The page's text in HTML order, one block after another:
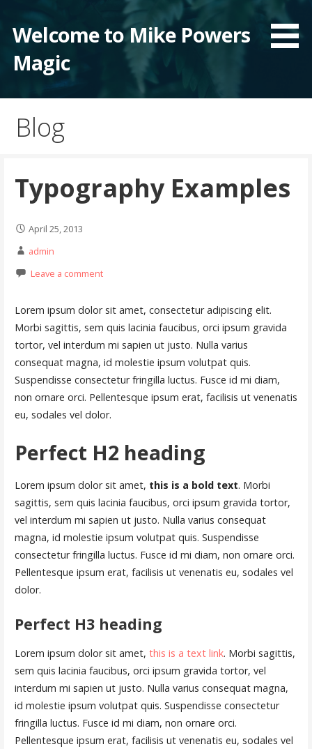
content
Welcome to Mike Powers
Magic
Blog
Typography Examples
April 25, 2013
admin
Leave a comment
Lorem ipsum dolor sit amet, consectetur adipiscing elit.
Morbi sagittis, sem quis lacinia faucibus, orci ipsum gravida
tortor, vel interdum mi sapien ut justo. Nulla varius
consequat magna, id molestie ipsum volutpat quis.
Suspendisse consectetur fringilla luctus. Fusce id mi diam,
non ornare orci. Pellentesque ipsum erat, facilisis ut venenatis
eu, sodales vel dolor.
Perfect H2 heading
Lorem ipsum dolor sit amet, this is a bold text. Morbi
sagittis, sem quis lacinia faucibus, orci ipsum gravida tortor,
vel interdum mi sapien ut justo. Nulla varius consequat
magna, id molestie ipsum volutpat quis. Suspendisse
consectetur fringilla luctus. Fusce id mi diam, non ornare orci.
Pellentesque ipsum erat, facilisis ut venenatis eu, sodales vel
dolor.
Perfect H3 heading
Lorem ipsum dolor sit amet, this is a text link. Morbi sagittis,
sem quis lacinia faucibus, orci ipsum gravida tortor, vel
interdum mi sapien ut justo. Nulla varius consequat magna,
id molestie ipsum volutpat quis. Suspendisse consectetur
fringilla luctus. Fusce id mi diam, non ornare orci.
Pellentesque ipsum erat, facilisis ut venenatis eu, sodales vel